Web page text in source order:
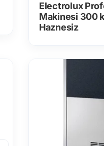
Electrolux
Makinesi 300
Haznesiz